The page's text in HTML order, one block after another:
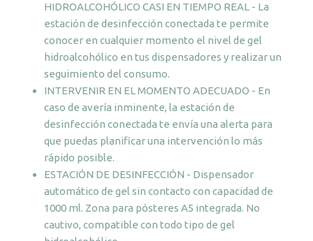
HIDROALCOHÓLICO CASI EN TIEMPO REAL - La
estación de desinfección conectada te permite
conocer en cualquier momento el nivel de gel
hidroalcohólico en tus dispensadores y realizar un
seguimiento del consumo.
INTERVENIR EN EL MOMENTO ADECUADO - En
caso de avería inminente, la estación de
desinfección conectada te envía una alerta para
que puedas planificar una intervención lo más
rápido posible.
ESTACIÓN DE DESINFECCIÓN - Dispensador
automático de gel sin contacto con capacidad de
1000 ml. Zona para pósteres A5 integrada. No
cautivo, compatible con todo tipo de gel